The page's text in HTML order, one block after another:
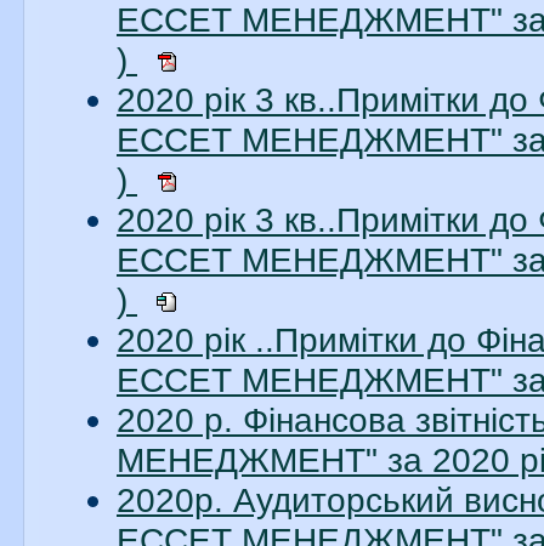
ЕССЕТ МЕНЕДЖМЕНТ" за
)
2020 рік 3 кв..Примітки
ЕССЕТ МЕНЕДЖМЕНТ" за
)
2020 рік 3 кв..Примітки
ЕССЕТ МЕНЕДЖМЕНТ" за
)
2020 рік ..Примітки до
ЕССЕТ МЕНЕДЖМЕНТ" за
2020 р. Фінансова
МЕНЕДЖМЕНТ" за 2020
2020р. Аудиторський